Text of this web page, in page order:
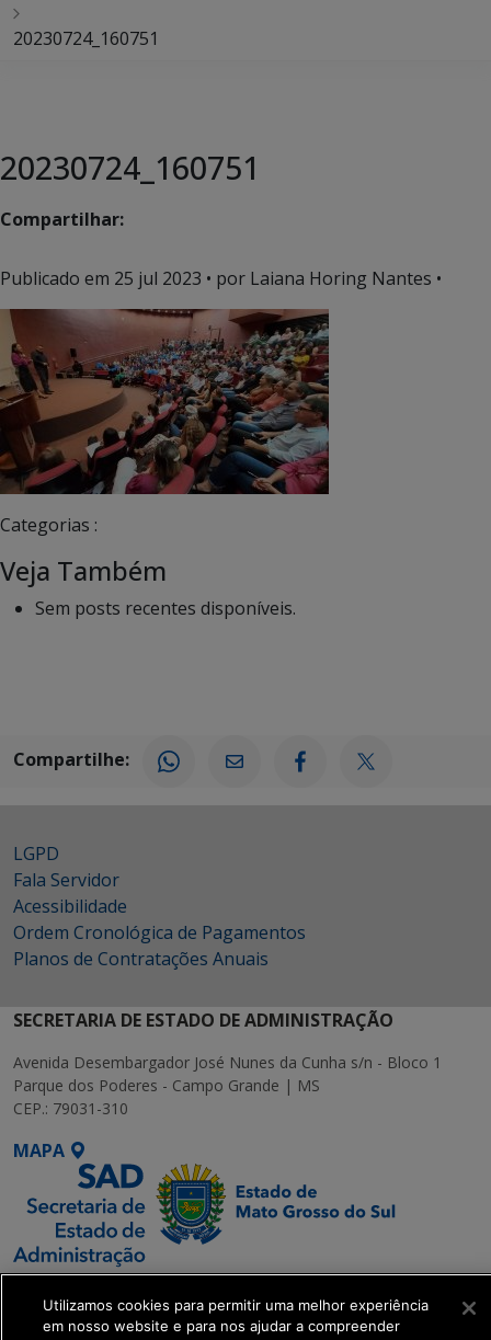
20230724_160751
20230724_160751
Compartilhar:
Publicado em 25 jul 2023 • por Laiana Horing Nantes •
Categorias :
Veja Também
Sem posts recentes disponíveis.
Compartilhe:
LGPD
Fala Servidor
Acessibilidade
Ordem Cronológica de Pagamentos
Planos de Contratações Anuais
SECRETARIA DE ESTADO DE ADMINISTRAÇÃO
Avenida Desembargador José Nunes da Cunha s/n - Bloco 1
Parque dos Poderes - Campo Grande | MS
CEP.: 79031-310
MAPA
SETDIG | Secretaria-
Executiva de
Utilizamos cookies para permitir uma melhor experiência
em nosso website e para nos ajudar a compreender